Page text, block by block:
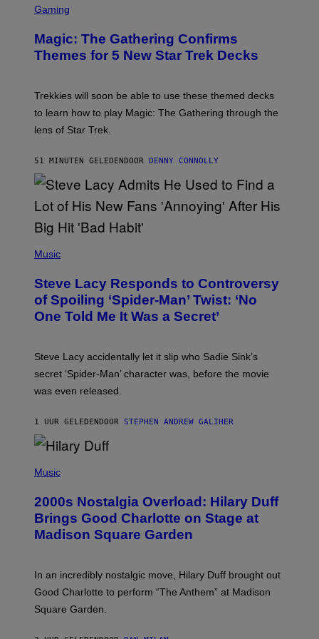
L
M
A
G
C
E
N
S
T
W
I
Z
R
S
F
T
H
E
O
T
Gaming
Magic: The Gathering Confirms
Themes for 5 New Star Trek Decks
Trekkies will soon be able to use these themed decks
to learn how to play Magic: The Gathering through the
lens of Star Trek.
51 MINUTEN GELEDEN DOOR DENNY CONNOLLY
H
O
B
Y
J
E
M
C
T
H
Y
G
E
T
Y
I
M
A
S
Music
Steve Lacy Responds to Controversy
of Spoiling ‘Spider-Man’ Twist: ‘No
One Told Me It Was a Secret’
Steve Lacy accidentally let it slip who Sadie Sink’s
secret ‘Spider-Man’ character was, before the movie
was even released.
1 UUR GELEDEN DOOR STEPHEN ANDREW GALIHER
H
O
B
Y
E
M
C
N
Music
2000s Nostalgia Overload: Hilary Duff
Brings Good Charlotte on Stage at
Madison Square Garden
In an incredibly nostalgic move, Hilary Duff brought out
Good Charlotte to perform “The Anthem” at Madison
Square Garden.